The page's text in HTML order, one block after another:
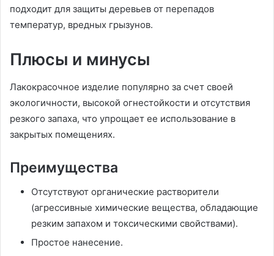
подходит для защиты деревьев от перепадов
температур, вредных грызунов.
Плюсы и минусы
Лакокрасочное изделие популярно за счет своей
экологичности, высокой огнестойкости и отсутствия
резкого запаха, что упрощает ее использование в
закрытых помещениях.
Преимущества
Отсутствуют органические растворители
(агрессивные химические вещества, обладающие
резким запахом и токсическими свойствами).
Простое нанесение.